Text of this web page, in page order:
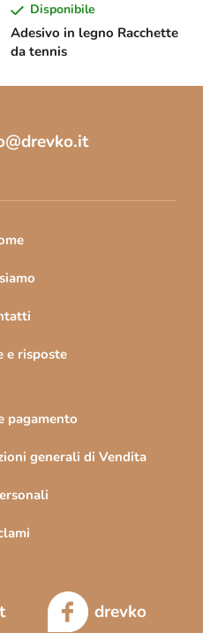
Adesivo in legno Racchette
da tennis
Disponibile
@drevko.it
e risposte
pagamento
generali di Vendita
drevko